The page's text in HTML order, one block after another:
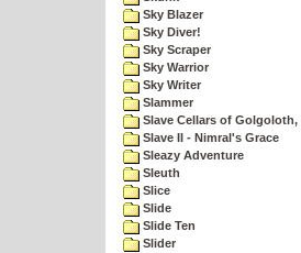
Sky Blazer
Sky Diver!
Sky Scraper
Sky Warrior
Sky Writer
Slammer
Slave Cellars of Golgoloth,
Slave II - Nimral's Grace
Sleazy Adventure
Sleuth
Slice
Slide
Slide Ten
Slider